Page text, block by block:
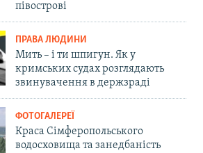
півострові
ПРАВА ЛЮДИНИ
Мить – і ти шпигун. Як у
кримських судах розглядають
звинувачення в держзраді
ФОТОГАЛЕРЕЇ
Краса Сімферопольського
водосховища та занедбаність